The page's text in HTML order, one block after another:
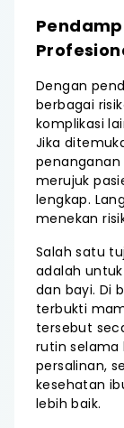
Dengan
berbagai
komplikasi
Jika
merujuk
lengkap.
menekan
Salah satu
adalah
dan bayi. Di
terbukti
tersebut
rutin selama
persalinan,
kesehatan
lebih baik.